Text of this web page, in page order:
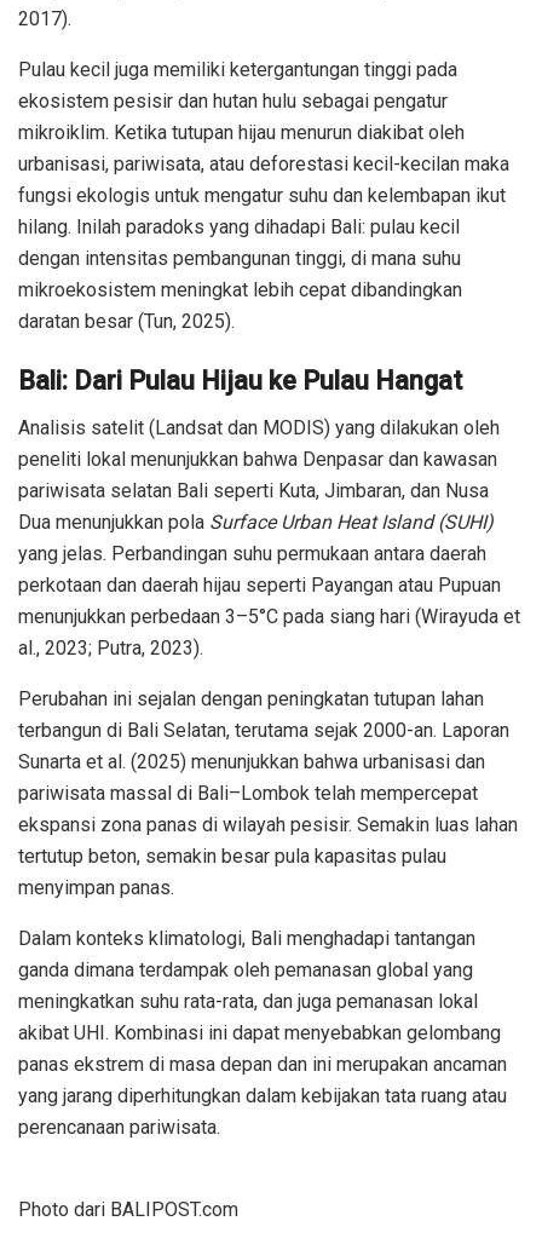
2017).
Pulau kecil juga memiliki ketergantungan tinggi pada
ekosistem pesisir dan hutan hulu sebagai pengatur
mikroiklim. Ketika tutupan hijau menurun diakibat oleh
urbanisasi, pariwisata, atau deforestasi kecil-kecilan maka
fungsi ekologis untuk mengatur suhu dan kelembapan ikut
hilang. Inilah paradoks yang dihadapi Bali: pulau kecil
dengan intensitas pembangunan tinggi, di mana suhu
mikroekosistem meningkat lebih cepat dibandingkan
daratan besar (Tun, 2025).
Bali: Dari Pulau Hijau ke Pulau Hangat
Analisis satelit (Landsat dan MODIS) yang dilakukan oleh
peneliti lokal menunjukkan bahwa Denpasar dan kawasan
pariwisata selatan Bali seperti Kuta, Jimbaran, dan Nusa
Dua menunjukkan pola Surface Urban Heat Island (SUHI)
yang jelas. Perbandingan suhu permukaan antara daerah
perkotaan dan daerah hijau seperti Payangan atau Pupuan
menunjukkan perbedaan 3–5°C pada siang hari (Wirayuda et
al., 2023; Putra, 2023).
Perubahan ini sejalan dengan peningkatan tutupan lahan
terbangun di Bali Selatan, terutama sejak 2000-an. Laporan
Sunarta et al. (2025) menunjukkan bahwa urbanisasi dan
pariwisata massal di Bali–Lombok telah mempercepat
ekspansi zona panas di wilayah pesisir. Semakin luas lahan
tertutup beton, semakin besar pula kapasitas pulau
menyimpan panas.
Dalam konteks klimatologi, Bali menghadapi tantangan
ganda dimana terdampak oleh pemanasan global yang
meningkatkan suhu rata-rata, dan juga pemanasan lokal
akibat UHI. Kombinasi ini dapat menyebabkan gelombang
panas ekstrem di masa depan dan ini merupakan ancaman
yang jarang diperhitungkan dalam kebijakan tata ruang atau
perencanaan pariwisata.
Photo dari BALIPOST.com